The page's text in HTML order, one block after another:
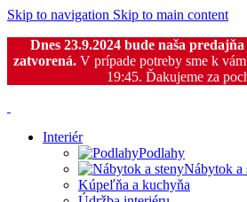
Skip to navigation Skip to main content
Dnes 23.9.2024 bude naša
zatvorená. V prípade potreby sme k
19:45. Ďakujeme za
Interiér
Podlahy
Nábytok a
Kúpeľňa a kuchyňa